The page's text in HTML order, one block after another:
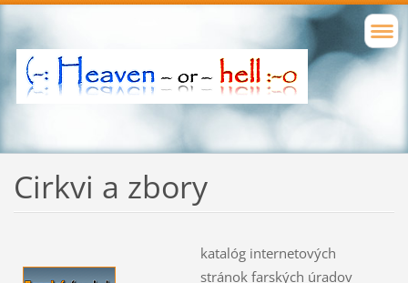
Cirkvi a zbory
katalóg internetových
stránok farských úradov